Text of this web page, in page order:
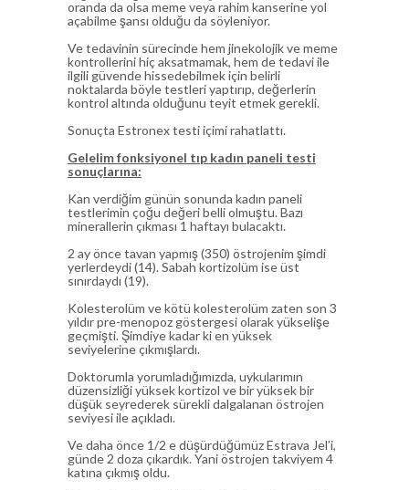
oranda da olsa meme veya rahim kanserine yol
açabilme şansı olduğu da söyleniyor.
Ve tedavinin sürecinde hem jinekolojik ve meme
kontrollerini hiç aksatmamak, hem de tedavi ile
ilgili güvende hissedebilmek için belirli
noktalarda böyle testleri yaptırıp, değerlerin
kontrol altında olduğunu teyit etmek gerekli.
Sonuçta Estronex testi içimi rahatlattı.
Gelelim fonksiyonel tıp kadın paneli testi
sonuçlarına:
Kan verdiğim günün sonunda kadın paneli
testlerimin çoğu değeri belli olmuştu. Bazı
minerallerin çıkması 1 haftayı bulacaktı.
2 ay önce tavan yapmış (350) östrojenim şimdi
yerlerdeydi (14). Sabah kortizolüm ise üst
sınırdaydı (19).
Kolesterolüm ve kötü kolesterolüm zaten son 3
yıldır pre-menopoz göstergesi olarak yükselişe
geçmişti. Şimdiye kadar ki en yüksek
seviyelerine çıkmışlardı.
Doktorumla yorumladığımızda, uykularımın
düzensizliği yüksek kortizol ve bir yüksek bir
düşük seyrederek sürekli dalgalanan östrojen
seviyesi ile açıkladı.
Ve daha önce 1/2 e düşürdüğümüz Estrava Jel’i,
günde 2 doza çıkardık. Yani östrojen takviyem 4
katına çıkmış oldu.